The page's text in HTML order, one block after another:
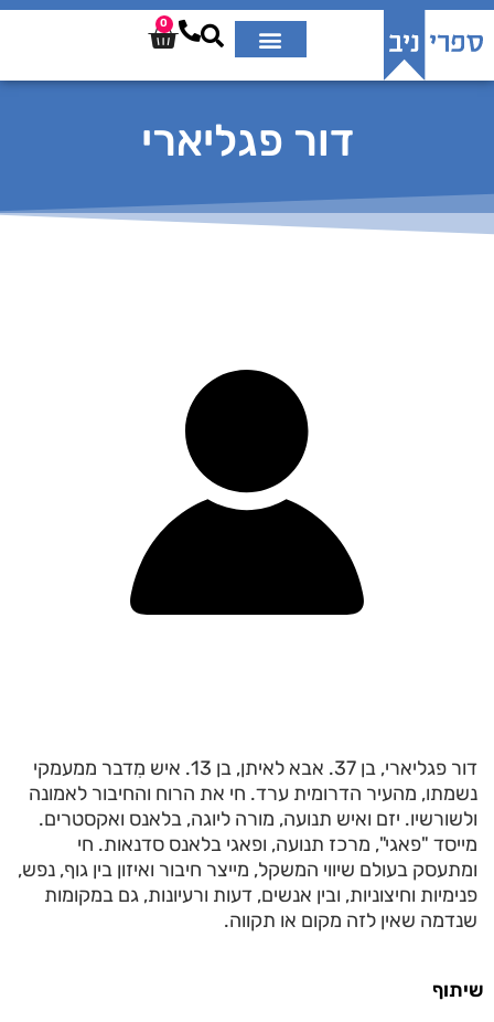
0
דור פגליארי
דור פגליארי, בן 37. אבא לאיתן, בן 13. איש מִדבר ממעמקי
נשמתו, מהעיר הדרומית ערד. חי את הרוח והחיבור לאמונה
ולשורשיו. יזם ואיש תנועה, מורה ליוגה, בלאנס ואקסטרים.
מייסד "פאגי", מרכז תנועה, ופאגי בלאנס סדנאות. חי
ומתעסק בעולם שיווי המשקל, מייצר חיבור ואיזון בין גוף, נפש,
פנימיות וחיצוניות, ובין אנשים, דעות ורעיונות, גם במקומות
שנדמה שאין לזה מקום או תקווה.
שיתוף